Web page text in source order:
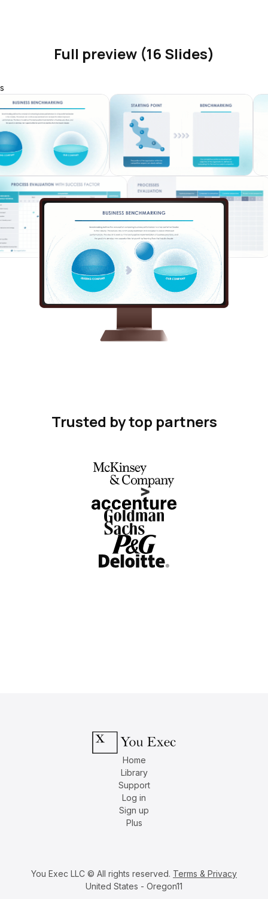
Full preview (16 Slides)
s
Trusted by top partners
Home
Library
Support
Log in
Sign up
Plus
You Exec LLC © All rights reserved. Terms & Privacy
United States - Oregon11